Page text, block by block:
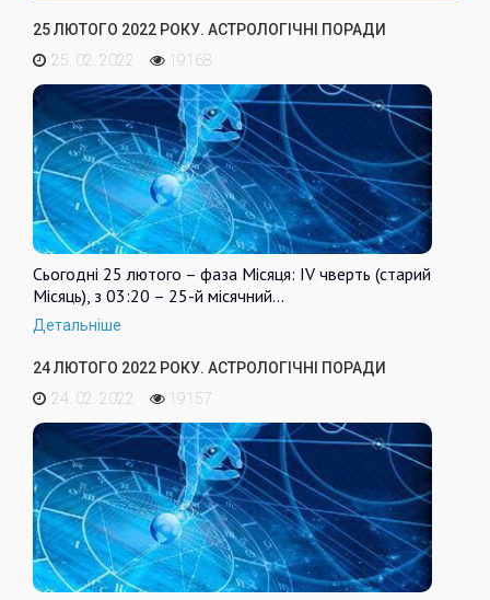
25 ЛЮТОГО 2022 РОКУ. АСТРОЛОГІЧНІ ПОРАДИ
25. 02. 2022
19168
Сьогодні 25 лютого – фаза Місяця: IV чверть (старий
Місяць), з 03:20 – 25-й місячний…
Детальніше
24 ЛЮТОГО 2022 РОКУ. АСТРОЛОГІЧНІ ПОРАДИ
24. 02. 2022
19157